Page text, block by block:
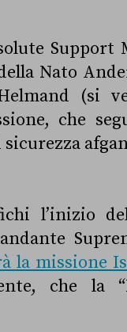
Support
Nato
(si
che
l’inizio
la missione
che la